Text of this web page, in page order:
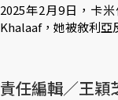
2025年2月9日，卡
Khalaaf，她被敘利亞
責任編輯／王穎